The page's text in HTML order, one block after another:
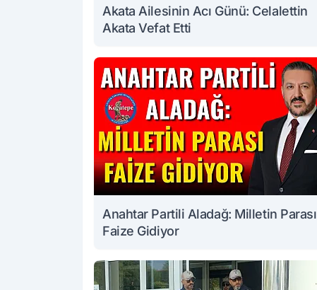
Akata Ailesinin Acı Günü: Celalettin
Akata Vefat Etti
Anahtar Partili Aladağ: Milletin Parası
Faize Gidiyor